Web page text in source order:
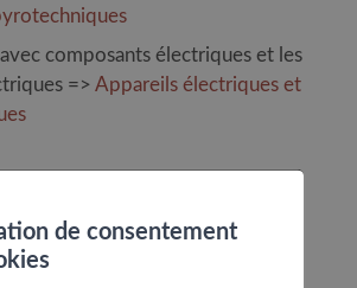
composants électriques et les
=>Appareils électriques et
Recycle
de consentement